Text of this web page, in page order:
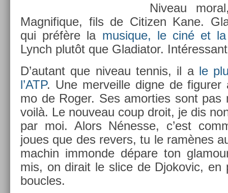
Niveau
Mag­nifique, fils de Citiz­en Kane.
qui préfère la musique, le ciné et
Lynch plutôt que Gladiator.
D’autant que niveau ten­nis, il a le
l’ATP. Une mer­veil­le digne de figur­er
mo de Roger. Ses amort­ies sont pas
voilà. Le nouveau coup droit, je dis
par moi. Alors Nénesse, c’est
joues que des re­v­ers, tu le ramènes
mac­hin im­mon­de dépare ton
mis, on di­rait le slice de Djokovic, en
bouc­les.